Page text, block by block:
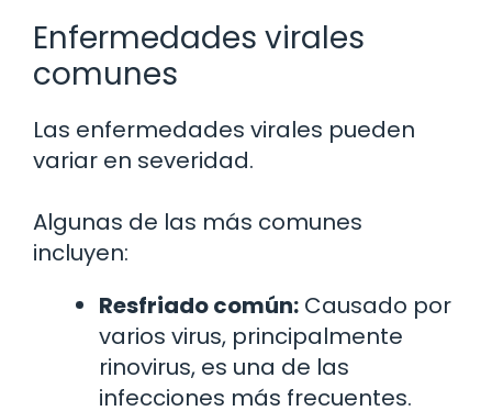
Enfermedades virales
comunes
Las enfermedades virales pueden
variar en severidad.
Algunas de las más comunes
incluyen:
Resfriado común: Causado por
varios virus, principalmente
rinovirus, es una de las
infecciones más frecuentes.